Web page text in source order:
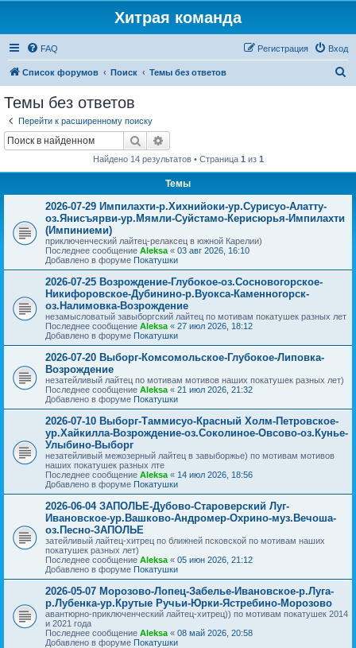
Хитрая команда
FAQ Вход
Регистрация
Список форумов Поиск Темы без ответов
Темы без ответов
Перейти к расширенному поиску
Поиск
Найдено 14 результатов • Страница 1 из 1
Темы
2026-07-29 Импилахти-р.Хихнийоки-ур.Сурисуо-Алатту-
оз.Янисъярви-ур.Мямли-Суйстамо-Керисюрья-Импилахти
(Импиниеми)
приключенческий лайтец-релаксец в южной Карелии)
Последнее сообщение Aleksa « 03 авг 2026, 16:10
Добавлено в форуме Покатушки
2026-07-25 Возрождение-Глубокое-оз.Сосновогорское-
Никифоровское-Дубинино-р.Вуокса-Каменногорск-
оз.Налимовка-Возрождение
незамысловатый завыборгский лайтец по мотивам покатушек разных лет
Последнее сообщение Aleksa « 27 июл 2026, 18:12
Добавлено в форуме Покатушки
2026-07-20 Выборг-Комсомольское-Глубокое-Липовка-
Возрождение
незатейливый лайтец по мотивам мотивов наших покатушек разных лет)
Последнее сообщение Aleksa « 21 июл 2026, 21:32
Добавлено в форуме Покатушки
2026-07-10 Выборг-Таммисуо-Красный Холм-Петровское-
ур.Хайкилла-Возрождение-оз.Соколиное-Овсово-оз.Кунье-
Улыбино-Выборг
незатейливый межозерный лайтец в завыборжье) по мотивам мотивов
наших покатушек разных лте
Последнее сообщение Aleksa « 14 июл 2026, 18:56
Добавлено в форуме Покатушки
2026-06-04 ЗАПОЛЬЕ-Дубово-Староверский Луг-
Ивановское-ур.Вашково-Андромер-Охрино-муз.Вечоша-
оз.Песно-ЗАПОЛЬЕ
затейливый лайтец-хитрец по ближней псковской по мотивам наших
покатушек разных лет)
Последнее сообщение Aleksa « 05 июн 2026, 21:12
Добавлено в форуме Покатушки
2026-05-07 Морозово-Лопец-Забелье-Ивановское-р.Луга-
р.Лубенка-ур.Крутые Ручьи-Юрки-Ястребино-Морозово
авантюрно-приключенческий лайтец-хитрец)) по мотивам покатушек 2014
и 2021 года
Последнее сообщение Aleksa « 08 май 2026, 20:58
Добавлено в форуме Покатушки